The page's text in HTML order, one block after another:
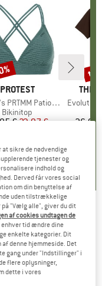
MÆRKE
PROTEST
Patio Triangle
Produktgruppe
Bikinitop
Pris
€Nedsat pris
23,97 €
4,9(23)
THE
Artikel
Evolution
26,95
til
-
sikre de nødvendige
tjenester og
indhold og
Derved får vores social
om din benyttelse af
uden tilstrækkelige
"Vælg alle", giver du dit
af cookies undtagen de
enhver tid ændre dine
enkelte kategorier. Dit
denne hjemmeside. Det
gang under "Indstillinger" i
flere oplysninger,
dette i vores